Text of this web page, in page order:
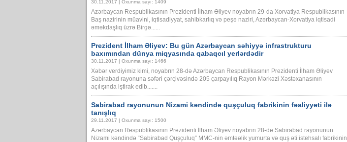
30.11.2017 | Oxunma sayı: 1409
Azərbaycan Respublikasının Prezidenti İlham Əliyev noyabrın 29-da Xorvatiya Respublikasının
Baş nazirinin müavini, iqtisadiyyat, sahibkarlıq və peşə naziri, Azərbaycan-Xorvatiya iqtisadi
əməkdaşlıq üzrə Birgə......
Prezident İlham Əliyev: Bu gün Azərbaycan səhiyyə infrastrukturu
baxımından dünya miqyasında qabaqcıl yerlərdədir
30.11.2017 | Oxunma sayı: 1466
Xəbər verdiyimiz kimi, noyabrın 28-də Azərbaycan Respublikasının Prezidenti İlham Əliyev
Sabirabad rayonuna səfəri çərçivəsində 205 çarpayılıq Rayon Mərkəzi Xəstəxanasının
açılışında iştirak edib.......
Sabirabad rayonunun Nizami kəndində quşçuluq fabrikinin fəaliyyəti ilə
tanışlıq
29.11.2017 | Oxunma sayı: 1500
Azərbaycan Respublikasının Prezidenti İlham Əliyev noyabrın 28-də Sabirabad rayonunun
Nizami kəndində “Sabirabad Quşçuluq” MMC-nin əmtəəlik yumurta və quş əti istehsalı fabrikinin